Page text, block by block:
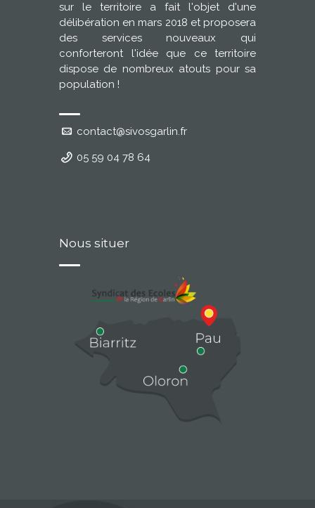
sur le territoire a fait l'objet d'une
délibération en mars 2018 et proposera
des services nouveaux qui
conforteront l'idée que ce territoire
dispose de nombreux atouts pour sa
population !
contact@sivosgarlin.fr
05 59 04 78 64
Nous situer